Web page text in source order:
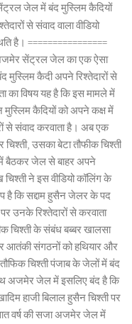
जेल में बंद मुस्लिम कैदियों
से संवाद वाला वीडियो
है। ================
सेंट्रल जेल का एक ऐसा
मुस्लिम कैदी अपने रिश्तेदारों से
का विषय यह है कि इस मामले में
कैदियों को अपने कक्ष में
से संवाद करवाता है। अब एक
उसका बेटा तौफीक चिश्ती
बैठकर जेल से बाहर अपने
ने इस वीडियो कॉलिंग के
है कि सद्दाम हुसैन जेलर के पद
उनके रिश्तेदारों से करवाता
चिश्ती के संबंध बब्बर खालसा
आतंकी संगठनों को हथियार और
चिश्ती पंजाब के जेलों में बंद
अजमेर जेल में इसलिए बंद है कि
हाजी बिलाल हुसैन चिश्ती पर
वर्ष की सजा अजमेर जेल में